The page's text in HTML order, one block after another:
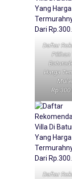
Daftar
Pilihan
Harga
Daftar